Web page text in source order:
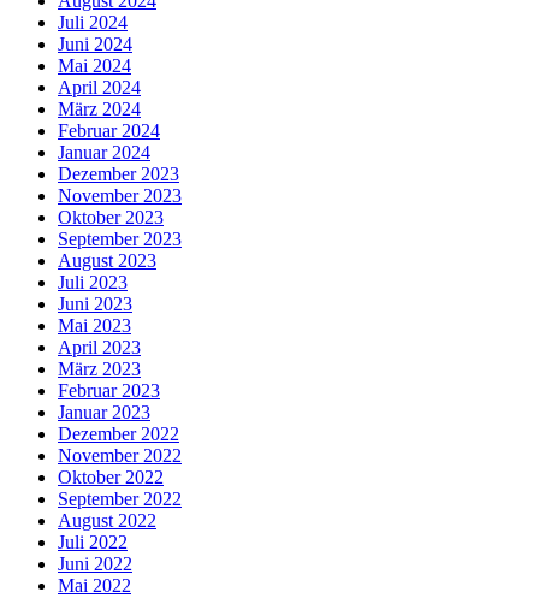
Juli 2024
Juni 2024
Mai 2024
April 2024
März 2024
Februar 2024
Januar 2024
Dezember 2023
November 2023
Oktober 2023
September 2023
August 2023
Juli 2023
Juni 2023
Mai 2023
April 2023
März 2023
Februar 2023
Januar 2023
Dezember 2022
November 2022
Oktober 2022
September 2022
August 2022
Juli 2022
Juni 2022
Mai 2022